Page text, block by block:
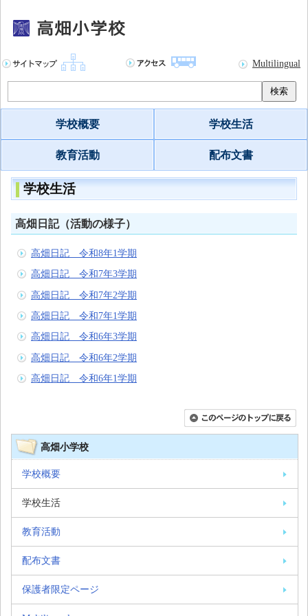
Multilingual
検索
学校概要 学校生活
教育活動 配布文書
学校生活
高畑日記（活動の様子）
高畑日記 令和8年1学期
高畑日記 令和7年3学期
高畑日記 令和7年2学期
高畑日記 令和7年1学期
高畑日記 令和6年3学期
高畑日記 令和6年2学期
高畑日記 令和6年1学期
高畑小学校
学校概要
学校生活
教育活動
配布文書
保護者限定ページ